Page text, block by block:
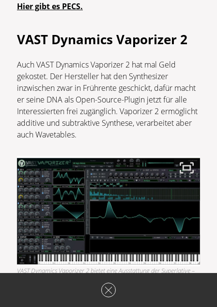
Hier gibt es PECS.
VAST Dynamics Vaporizer 2
Auch VAST Dynamics Vaporizer 2 hat mal Geld
gekostet. Der Hersteller hat den Synthesizer
inzwischen zwar in Frührente geschickt, dafür macht
er seine DNA als Open-Source-Plugin jetzt für alle
Interessierten frei zugänglich. Vaporizer 2 ermöglicht
additive und subtraktive Synthese, verarbeitet aber
auch Wavetables.
VAST Dynamics Vaporizer 2 bietet eine Ausstattung der Superlative –